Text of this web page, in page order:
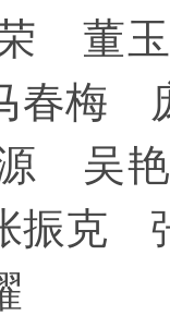
董
春梅
源 吴
克